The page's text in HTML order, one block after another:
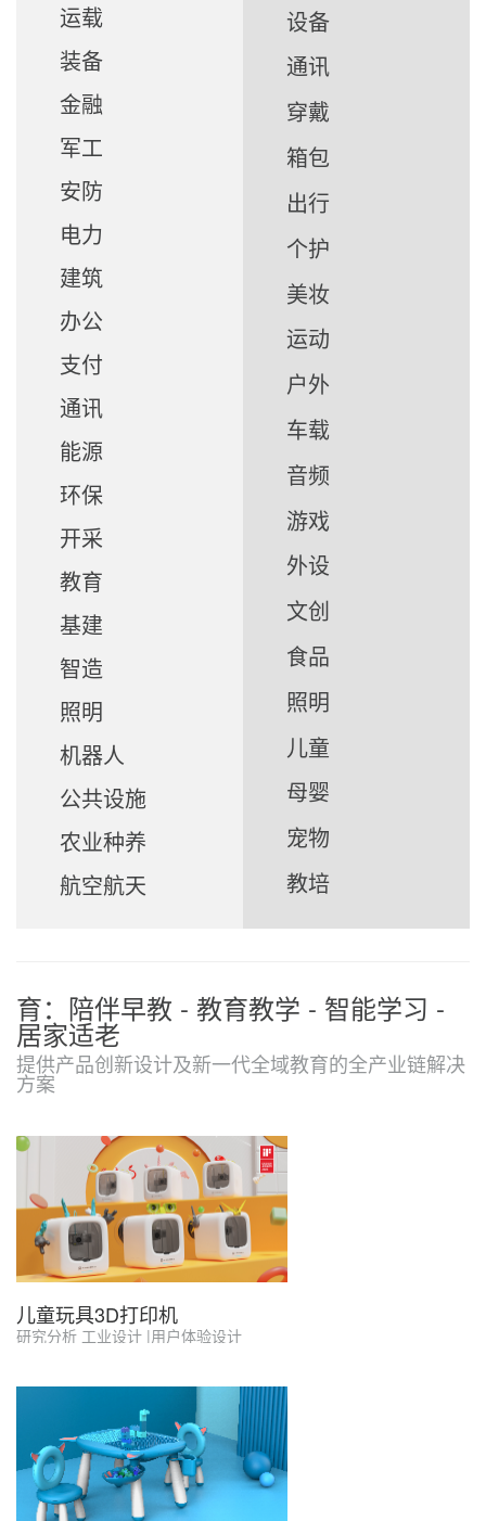
运载
装备
金融
军工
安防
电力
建筑
办公
支付
通讯
能源
环保
开采
教育
基建
智造
照明
机器人
公共设施
农业种养
航空航天
设备
通讯
穿戴
箱包
出行
个护
美妆
运动
户外
车载
音频
游戏
外设
文创
食品
照明
儿童
母婴
宠物
教培
育：陪伴早教 - 教育教学 - 智能学习 -
居家适老
提供产品创新设计及新一代全域教育的全产业链解决
方案
儿童玩具3D打印机
研究分析 工业设计 |用户体验设计